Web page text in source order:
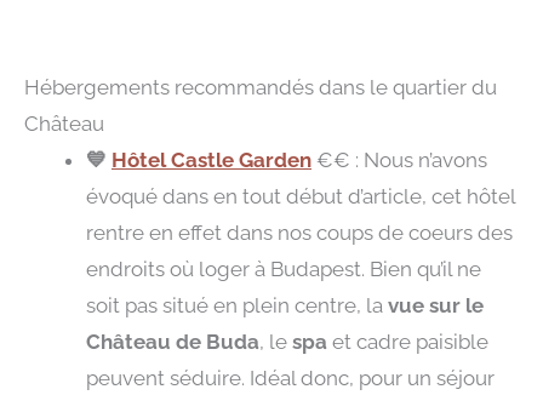
Hébergements recommandés dans le quartier du
Château
💙 Hôtel Castle Garden €€ : Nous n’avons
évoqué dans en tout début d’article, cet hôtel
rentre en effet dans nos coups de coeurs des
endroits où loger à Budapest. Bien qu’il ne
soit pas situé en plein centre, la vue sur le
Château de Buda, le spa et cadre paisible
peuvent séduire. Idéal donc, pour un séjour